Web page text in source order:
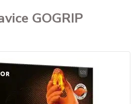
GOGRIP